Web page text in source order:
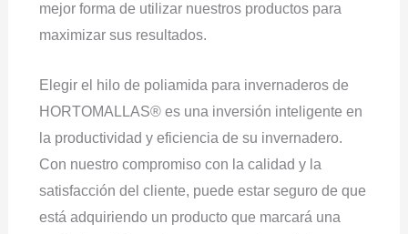
mejor forma de utilizar nuestros productos para
maximizar sus resultados.
Elegir el hilo de poliamida para invernaderos de
HORTOMALLAS® es una inversión inteligente en
la productividad y eficiencia de su invernadero.
Con nuestro compromiso con la calidad y la
satisfacción del cliente, puede estar seguro de que
está adquiriendo un producto que marcará una